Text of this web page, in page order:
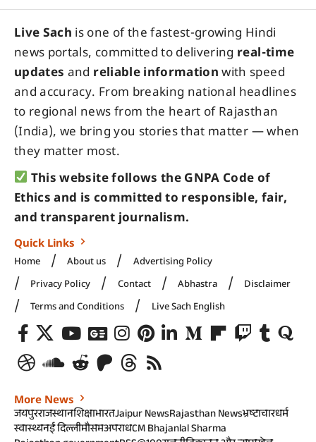
Live Sach is one of the fastest-growing Hindi
news portals, committed to delivering real-time
updates and reliable information with speed
and accuracy. From breaking national headlines
to regional news from the heart of Rajasthan
(India), we bring you stories that matter — when
they matter most.
This website follows the GNPA Code of
Ethics and is committed to responsible, fair,
and transparent journalism.
Quick Links
Home About us
Advertising Policy
Privacy Policy
Contact Abhastra
Disclaimer
Terms and Conditions
Live Sach English
More News
जयपुरराजस्थानशिक्षाभारतJaipur NewsRajasthan Newsभ्रष्टाचारधर्म
स्वास्थ्यनई दिल्लीमौसमअपराधCM Bhajanlal Sharma